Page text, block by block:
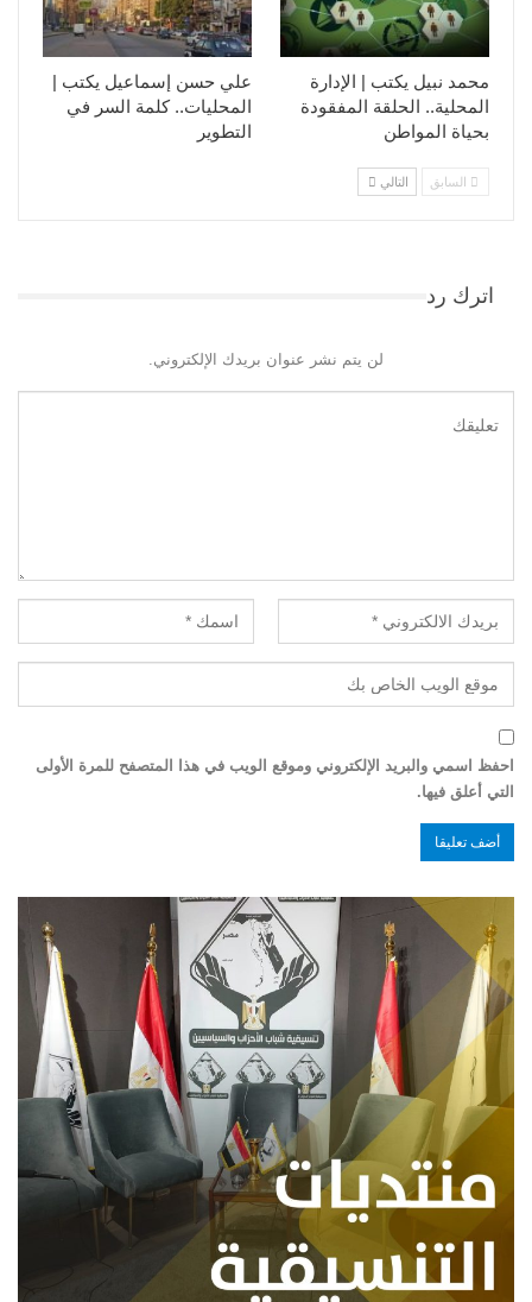
علي حسن إسماعيل يكتب |
المحليات.. كلمة السر في
التطوير​
محمد نبيل يكتب | الإدارة
المحلية.. الحلقة المفقودة
بحياة المواطن
السابق التالي
اترك رد
لن يتم نشر عنوان بريدك الإلكتروني.
احفظ اسمي والبريد الإلكتروني وموقع الويب في هذا المتصفح للمرة الأولى
التي أعلق فيها.